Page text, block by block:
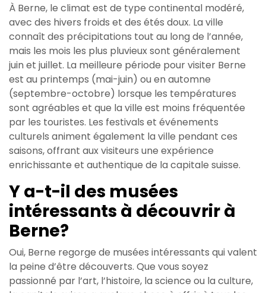
À Berne, le climat est de type continental modéré,
avec des hivers froids et des étés doux. La ville
connaît des précipitations tout au long de l’année,
mais les mois les plus pluvieux sont généralement
juin et juillet. La meilleure période pour visiter Berne
est au printemps (mai-juin) ou en automne
(septembre-octobre) lorsque les températures
sont agréables et que la ville est moins fréquentée
par les touristes. Les festivals et événements
culturels animent également la ville pendant ces
saisons, offrant aux visiteurs une expérience
enrichissante et authentique de la capitale suisse.
Y a-t-il des musées
intéressants à découvrir à
Berne?
Oui, Berne regorge de musées intéressants qui valent
la peine d’être découverts. Que vous soyez
passionné par l’art, l’histoire, la science ou la culture,